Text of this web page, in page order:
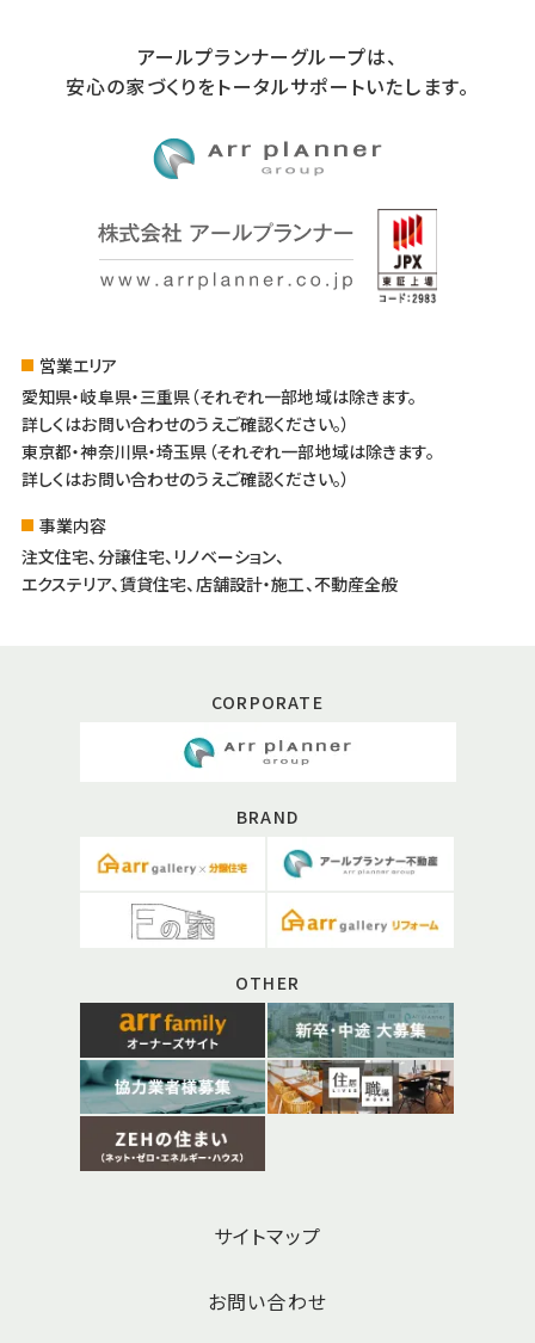
アールプランナーグループは、
安心の家づくりをトータルサポートいたします。
営業エリア
愛知県・岐阜県・三重県（それぞれ一部地域は除きます。
詳しくはお問い合わせのうえご確認ください。）
東京都・神奈川県・埼玉県（それぞれ一部地域は除きます。
詳しくはお問い合わせのうえご確認ください。）
事業内容
注文住宅、分譲住宅、リノベーション、
エクステリア、賃貸住宅、店舗設計・施工、不動産全般
CORPORATE
BRAND
OTHER
サイトマップ
お問い合わせ